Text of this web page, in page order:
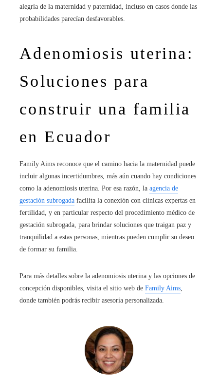
alegría de la maternidad y paternidad, incluso en casos donde las
probabilidades parecían desfavorables.
Adenomiosis uterina:
Soluciones para
construir una familia
en Ecuador
Family Aims reconoce que el camino hacia la maternidad puede
incluir algunas incertidumbres, más aún cuando hay condiciones
como la adenomiosis uterina. Por esa razón, la agencia de
gestación subrogada facilita la conexión con clínicas expertas en
fertilidad, y en particular respecto del procedimiento médico de
gestación subrogada, para brindar soluciones que traigan paz y
tranquilidad a estas personas, mientras pueden cumplir su deseo
de formar su familia.
Para más detalles sobre la adenomiosis uterina y las opciones de
concepción disponibles, visita el sitio web de Family Aims
donde también podrás recibir asesoría personalizada.